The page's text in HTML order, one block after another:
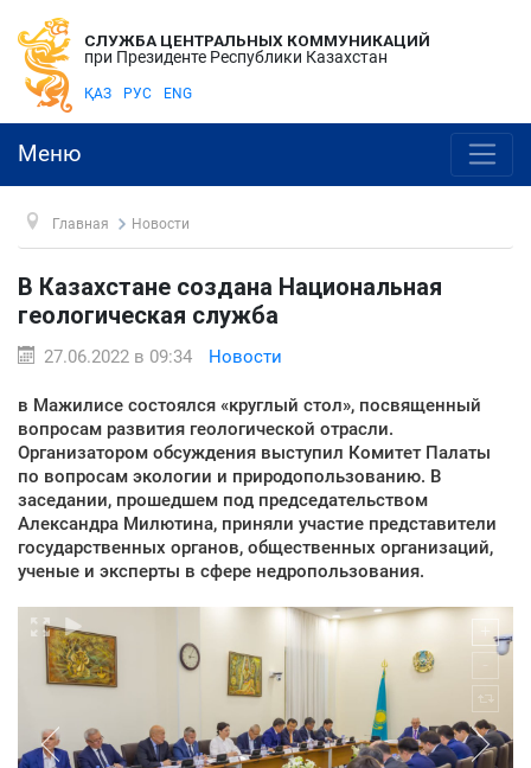
СЛУЖБА ЦЕНТРАЛЬНЫХ КОММУНИКАЦИЙ
при Президенте Республики Казахстан
ҚАЗ РУС ENG
Меню
Главная Новости
В Казахстане создана Национальная
геологическая служба
27.06.2022 в 09:34 Новости
в Мажилисе состоялся «круглый стол», посвященный
вопросам развития геологической отрасли.
Организатором обсуждения выступил Комитет Палаты
по вопросам экологии и природопользованию. В
заседании, прошедшем под председательством
Александра Милютина, приняли участие представители
государственных органов, общественных организаций,
ученые и эксперты в сфере недропользования.